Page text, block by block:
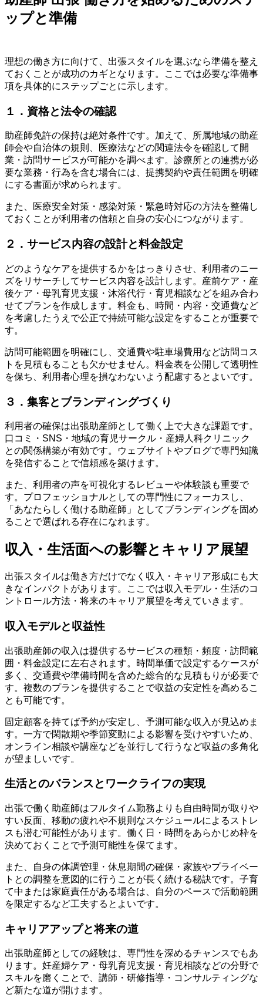
ップと準備
理想の働き方に向けて、出張スタイルを選ぶなら準備を整え
ておくことが成功のカギとなります。ここでは必要な準備事
項を具体的にステップごとに示します。
１．資格と法令の確認
助産師免許の保持は絶対条件です。加えて、所属地域の助産
師会や自治体の規則、医療法などの関連法令を確認して開
業・訪問サービスが可能かを調べます。診療所との連携が必
要な業務・行為を含む場合には、提携契約や責任範囲を明確
にする書面が求められます。
また、医療安全対策・感染対策・緊急時対応の方法を整備し
ておくことが利用者の信頼と自身の安心につながります。
２．サービス内容の設計と料金設定
どのようなケアを提供するかをはっきりさせ、利用者のニー
ズをリサーチしてサービス内容を設計します。産前ケア・産
後ケア・母乳育児支援・沐浴代行・育児相談などを組み合わ
せてプランを作成します。料金も、時間・内容・交通費など
を考慮したうえで公正で持続可能な設定をすることが重要で
す。
訪問可能範囲を明確にし、交通費や駐車場費用など訪問コス
トを見積もることも欠かせません。料金表を公開して透明性
を保ち、利用者心理を損なわないよう配慮するとよいです。
３．集客とブランディングづくり
利用者の確保は出張助産師として働く上で大きな課題です。
口コミ・SNS・地域の育児サークル・産婦人科クリニック
との関係構築が有効です。ウェブサイトやブログで専門知識
を発信することで信頼感を築けます。
また、利用者の声を可視化するレビューや体験談も重要で
す。プロフェッショナルとしての専門性にフォーカスし、
「あなたらしく働ける助産師」としてブランディングを固め
ることで選ばれる存在になれます。
収入・生活面への影響とキャリア展望
出張スタイルは働き方だけでなく収入・キャリア形成にも大
きなインパクトがあります。ここでは収入モデル・生活のコ
ントロール方法・将来のキャリア展望を考えていきます。
収入モデルと収益性
出張助産師の収入は提供するサービスの種類・頻度・訪問範
囲・料金設定に左右されます。時間単価で設定するケースが
多く、交通費や準備時間を含めた総合的な見積もりが必要で
す。複数のプランを提供することで収益の安定性を高めるこ
とも可能です。
固定顧客を持てば予約が安定し、予測可能な収入が見込めま
す。一方で閑散期や季節変動による影響を受けやすいため、
オンライン相談や講座などを並行して行うなど収益の多角化
が望ましいです。
生活とのバランスとワークライフの実現
出張で働く助産師はフルタイム勤務よりも自由時間が取りや
すい反面、移動の疲れや不規則なスケジュールによるストレ
スも潜む可能性があります。働く日・時間をあらかじめ枠を
決めておくことで予測可能性を保てます。
また、自身の体調管理・休息期間の確保・家族やプライベー
トとの調整を意図的に行うことが長く続ける秘訣です。子育
て中または家庭責任がある場合は、自分のペースで活動範囲
を限定するなど工夫するとよいです。
キャリアアップと将来の道
出張助産師としての経験は、専門性を深めるチャンスでもあ
ります。妊産婦ケア・母乳育児支援・育児相談などの分野で
スキルを磨くことで、講師・研修指導・コンサルティングな
ど新たな道が開けます。